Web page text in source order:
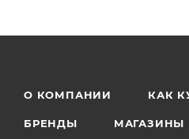
О КОМПАНИИ КАК
БРЕНДЫ МАГАЗИНЫ